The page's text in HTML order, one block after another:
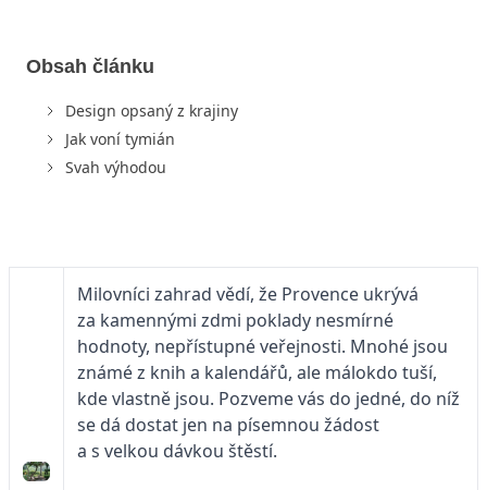
Obsah článku
Design opsaný z krajiny
Jak voní tymián
Svah výhodou
Milovníci zahrad vědí, že Provence ukrývá
za kamennými zdmi poklady nesmírné
hodnoty, nepřístupné veřejnosti. Mnohé jsou
známé z knih a kalendářů, ale málokdo tuší,
kde vlastně jsou. Pozveme vás do jedné, do níž
se dá dostat jen na písemnou žádost
a s velkou dávkou štěstí.